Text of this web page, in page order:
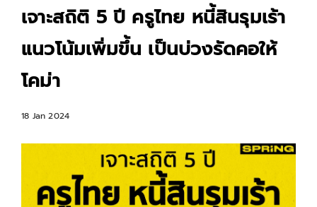
เจาะสถิติ 5 ปี ครูไทย หนี้สินรุมเร้า
แนวโน้มเพิ่มขึ้น เป็นบ่วงรัดคอให้
โคม่า
18 Jan 2024